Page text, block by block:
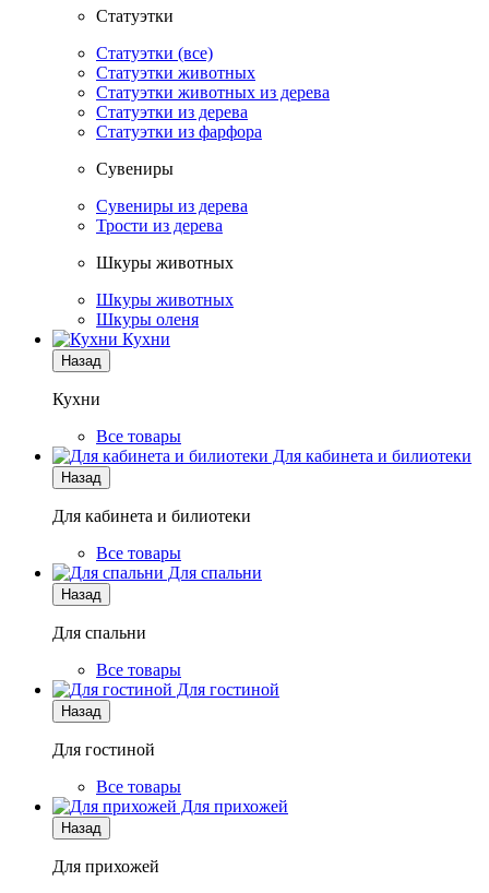
Статуэтки
Статуэтки (все)
Статуэтки животных
Статуэтки животных из дерева
Статуэтки из дерева
Статуэтки из фарфора
Сувениры
Сувениры из дерева
Трости из дерева
Шкуры животных
Шкуры животных
Шкуры оленя
Кухни
Назад
Кухни
Все товары
Для кабинета и билиотеки
Назад
Для кабинета и билиотеки
Все товары
Для спальни
Назад
Для спальни
Все товары
Для гостиной
Назад
Для гостиной
Все товары
Для прихожей
Назад
Для прихожей